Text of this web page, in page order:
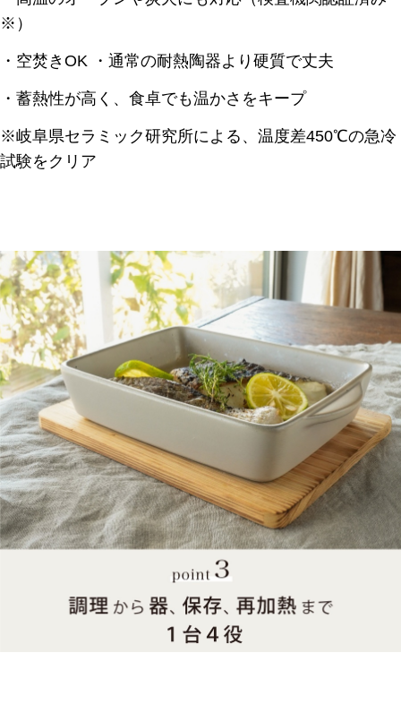
※）
・空焚きOK ・通常の耐熱陶器より硬質で丈夫
・蓄熱性が高く、食卓でも温かさをキープ
※岐阜県セラミック研究所による、温度差450℃の急冷
試験をクリア